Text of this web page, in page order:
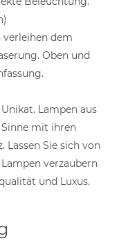
dem
Oben und
Lampen aus
mit ihren
Lassen Sie sich von
verzaubern
und Luxus.